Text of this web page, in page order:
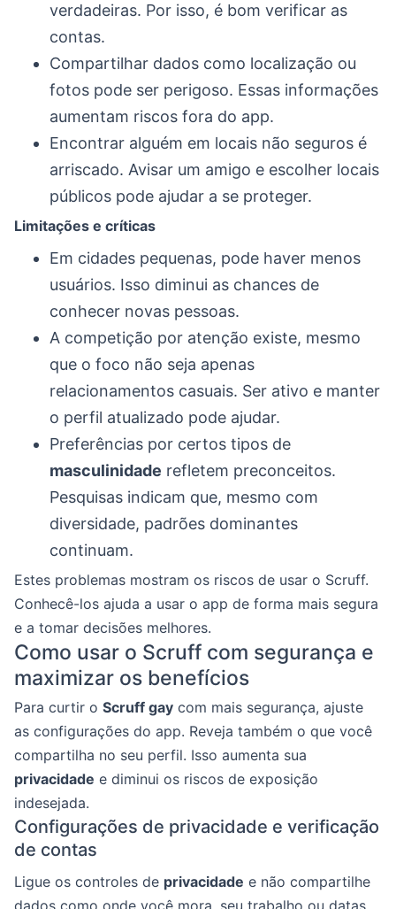
verdadeiras. Por isso, é bom verificar as
contas.
Compartilhar dados como localização ou
fotos pode ser perigoso. Essas informações
aumentam riscos fora do app.
Encontrar alguém em locais não seguros é
arriscado. Avisar um amigo e escolher locais
públicos pode ajudar a se proteger.
Limitações e críticas
Em cidades pequenas, pode haver menos
usuários. Isso diminui as chances de
conhecer novas pessoas.
A competição por atenção existe, mesmo
que o foco não seja apenas
relacionamentos casuais. Ser ativo e manter
o perfil atualizado pode ajudar.
Preferências por certos tipos de
masculinidade refletem preconceitos.
Pesquisas indicam que, mesmo com
diversidade, padrões dominantes
continuam.
Estes problemas mostram os riscos de usar o Scruff.
Conhecê-los ajuda a usar o app de forma mais segura
e a tomar decisões melhores.
Como usar o Scruff com segurança e
maximizar os benefícios
Para curtir o Scruff gay com mais segurança, ajuste
as configurações do app. Reveja também o que você
compartilha no seu perfil. Isso aumenta sua
privacidade e diminui os riscos de exposição
indesejada.
Configurações de privacidade e verificação
de contas
Ligue os controles de privacidade e não compartilhe
dados como onde você mora, seu trabalho ou datas